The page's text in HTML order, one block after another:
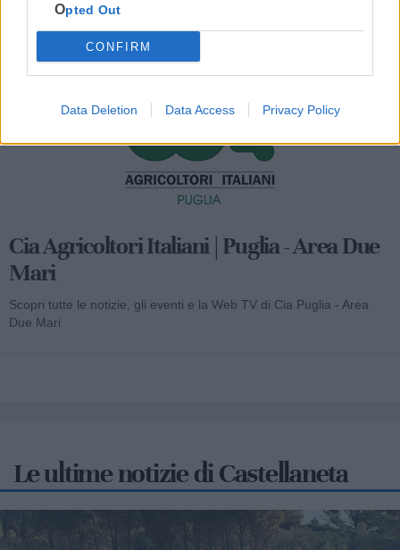
Opted Out
CONFIRM
Data Deletion Data Access Privacy Policy
Mondo CIA
Cia Agricoltori Italiani | Puglia - Area Due
Mari
Scopri tutte le notizie, gli eventi e la Web TV di Cia Puglia - Area
Due Mari
Le ultime notizie di Castellaneta